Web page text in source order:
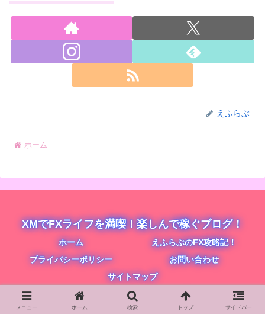
えふらぶ
ホーム
XMでFXライフを満喫！楽しんで稼ぐブログ！
ホーム
えふらぶのFX攻略記！
プライバシーポリシー
お問い合わせ
サイトマップ
© 2020 XMでFXライフを満喫！楽しんで稼ぐブログ！.
メニュー ホーム 検索 トップ サイドバー